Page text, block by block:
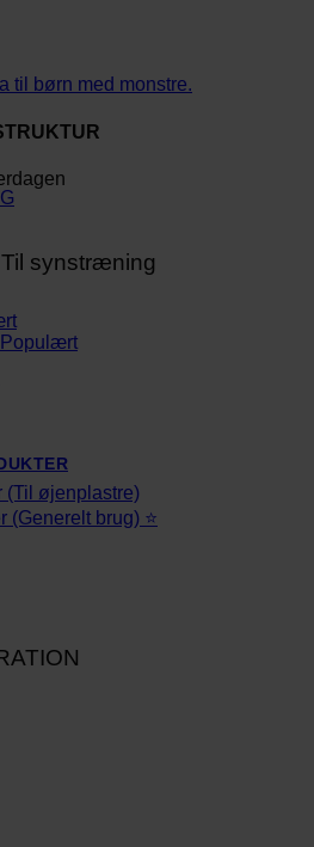
synstræning
(Til øjenplastre)
(Generelt brug) ⭐